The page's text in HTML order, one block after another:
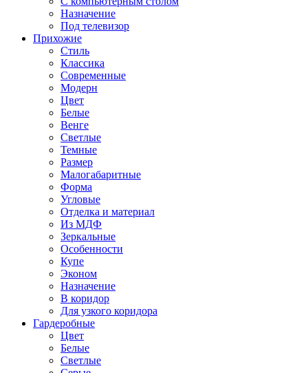
Назначение
Под телевизор
Прихожие
Стиль
Классика
Современные
Модерн
Цвет
Белые
Венге
Светлые
Темные
Размер
Малогабаритные
Форма
Угловые
Отделка и материал
Из МДФ
Зеркальные
Особенности
Купе
Эконом
Назначение
В коридор
Для узкого коридора
Гардеробные
Цвет
Белые
Светлые